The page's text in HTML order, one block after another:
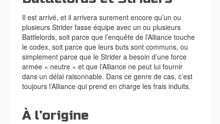
Il est arrivé, et il arrivera surement encore qu’un ou
plusieurs Strider fasse équipe avec un ou plusieurs
Battlelords, soit parce que l’enquête de l’Alliance touche
le codex, soit parce que leurs buts sont communs, ou
simplement parce que le Strider a besoin d’une force
armée « neutre » et que l’Alliance ne peut lui fournir
dans un délai raisonnable. Dans ce genre de cas, c’est
toujours l’Alliance qui prend en charge les frais induits.
À l’origine